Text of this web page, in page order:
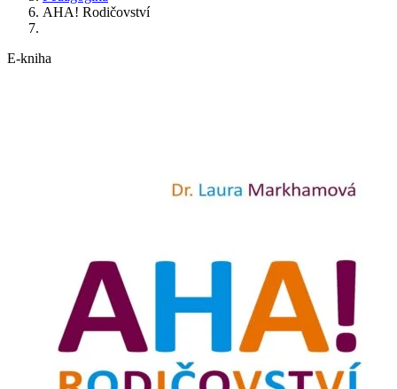
AHA! Rodičovství
E-kniha